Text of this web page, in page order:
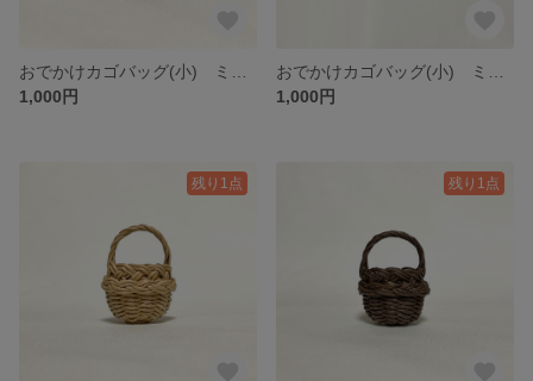
1,000円
1,000円
残り1点 残り1点